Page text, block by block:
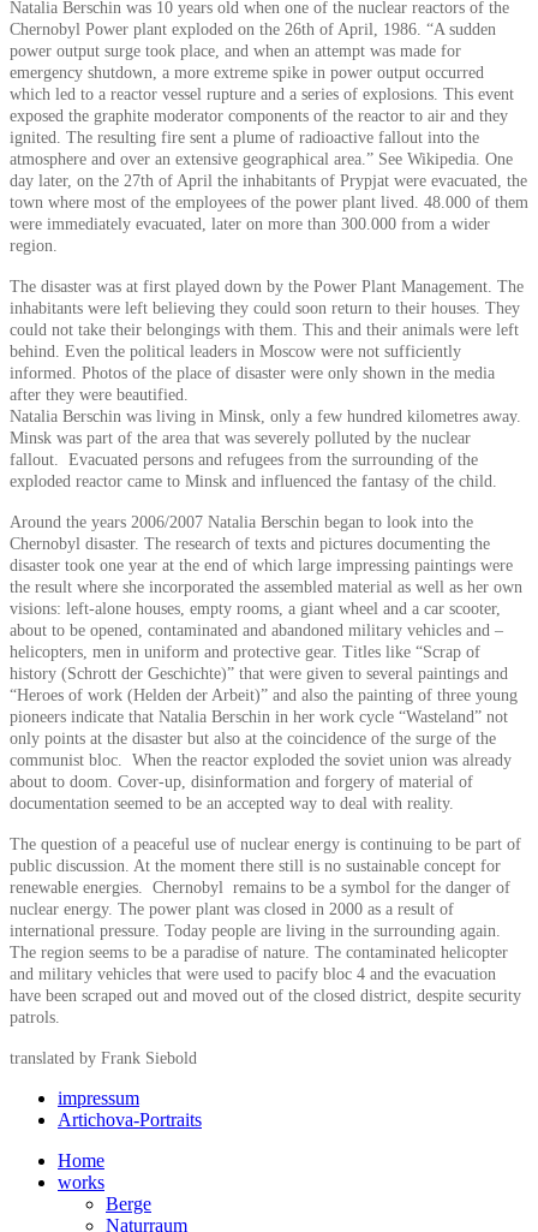
Natalia Berschin was 10 years old when one of the nuclear reactors of the
Chernobyl Power plant exploded on the 26th of April, 1986. “A sudden
power output surge took place, and when an attempt was made for
emergency shutdown, a more extreme spike in power output occurred
which led to a reactor vessel rupture and a series of explosions. This event
exposed the graphite moderator components of the reactor to air and they
ignited. The resulting fire sent a plume of radioactive fallout into the
atmosphere and over an extensive geographical area.” See Wikipedia. One
day later, on the 27th of April the inhabitants of Prypjat were evacuated, the
town where most of the employees of the power plant lived. 48.000 of them
were immediately evacuated, later on more than 300.000 from a wider
region.
The disaster was at first played down by the Power Plant Management. The
inhabitants were left believing they could soon return to their houses. They
could not take their belongings with them. This and their animals were left
behind. Even the political leaders in Moscow were not sufficiently
informed. Photos of the place of disaster were only shown in the media
after they were beautified.
Natalia Berschin was living in Minsk, only a few hundred kilometres away.
Minsk was part of the area that was severely polluted by the nuclear
fallout. Evacuated persons and refugees from the surrounding of the
exploded reactor came to Minsk and influenced the fantasy of the child.
Around the years 2006/2007 Natalia Berschin began to look into the
Chernobyl disaster. The research of texts and pictures documenting the
disaster took one year at the end of which large impressing paintings were
the result where she incorporated the assembled material as well as her own
visions: left-alone houses, empty rooms, a giant wheel and a car scooter,
about to be opened, contaminated and abandoned military vehicles and –
helicopters, men in uniform and protective gear. Titles like “Scrap of
history (Schrott der Geschichte)” that were given to several paintings and
“Heroes of work (Helden der Arbeit)” and also the painting of three young
pioneers indicate that Natalia Berschin in her work cycle “Wasteland” not
only points at the disaster but also at the coincidence of the surge of the
communist bloc. When the reactor exploded the soviet union was already
about to doom. Cover-up, disinformation and forgery of material of
documentation seemed to be an accepted way to deal with reality.
The question of a peaceful use of nuclear energy is continuing to be part of
public discussion. At the moment there still is no sustainable concept for
renewable energies. Chernobyl remains to be a symbol for the danger of
nuclear energy. The power plant was closed in 2000 as a result of
international pressure. Today people are living in the surrounding again.
The region seems to be a paradise of nature. The contaminated helicopter
and military vehicles that were used to pacify bloc 4 and the evacuation
have been scraped out and moved out of the closed district, despite security
patrols.
translated by Frank Siebold
impressum
Artichova-Portraits
Home
works
Berge
Naturraum